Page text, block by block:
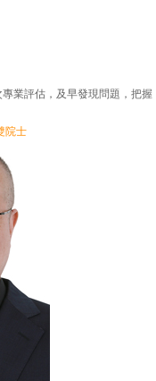
業評估，及早發現問題，把握
院士